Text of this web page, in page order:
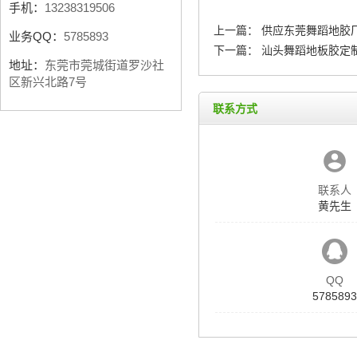
手机： 13238319506
业务QQ： 5785893
地址： 东莞市莞城街道罗沙社
区新兴北路7号
上一篇：
供应东莞舞蹈地胶
下一篇：
汕头舞蹈地板胶定
联系方式
联系人
黄先生
QQ
5785893